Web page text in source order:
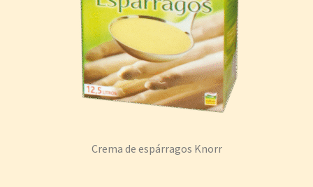
Crema de espárragos Knorr